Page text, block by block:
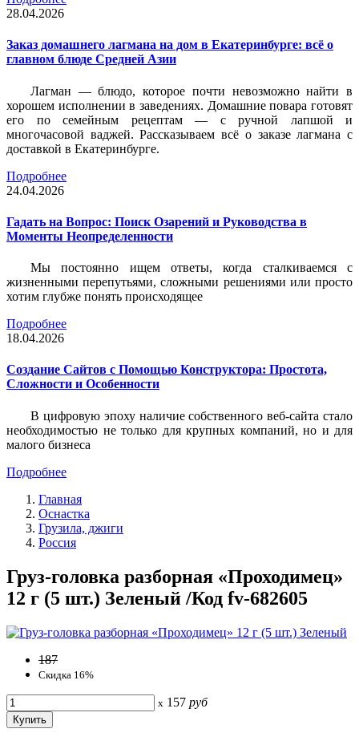
28.04.2026
Заказ домашнего лагмана на дом в Екатеринбурге: всё о
главном блюде Средней Азии
Лагман — блюдо, которое почти невозможно найти в
хорошем исполнении в заведениях. Домашние повара готовят
его по семейным рецептам — с ручной лапшой и
многочасовой ваджей. Рассказываем всё о заказе лагмана с
доставкой в Екатеринбурге.
Подробнее
24.04.2026
Гадать на Вопрос: Поиск Озарений и Руководства в
Моменты Неопределенности
Мы постоянно ищем ответы, когда сталкиваемся с
жизненными перепутьями, сложными решениями или просто
хотим глубже понять происходящее
Подробнее
18.04.2026
Создание Сайтов с Помощью Конструктора: Простота,
Сложности и Особенности
В цифровую эпоху наличие собственного веб-сайта стало
необходимостью не только для крупных компаний, но и для
малого бизнеса
Подробнее
Главная
Оснастка
Грузила, джиги
Россия
Груз-головка разборная «Проходимец»
12 г (5 шт.) Зеленый /Код fv-682605
187
Скидка 16%
x 157 руб